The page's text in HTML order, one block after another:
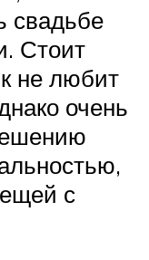
свадьбе
Стоит
не любит
очень
с